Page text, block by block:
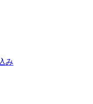
み